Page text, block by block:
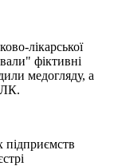
лікарської
фіктивні
медогляду, а
підприємств